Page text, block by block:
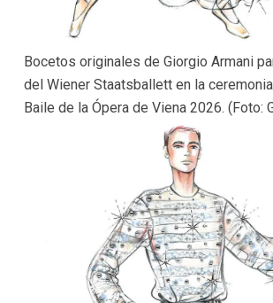
Bocetos originales de Giorgio Armani
del Wiener Staatsballett en la
Baile de la Ópera de Viena 2026. (Foto: